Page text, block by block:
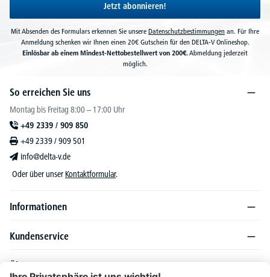
Jetzt abonnieren!
Mit Absenden des Formulars erkennen Sie unsere Datenschutzbestimmungen an. Für Ihre
Anmeldung schenken wir Ihnen einen 20€ Gutschein für den DELTA-V Onlineshop.
Einlösbar ab einem Mindest-Nettobestellwert von 200€.Abmeldung jederzeit
möglich.
So erreichen Sie uns
Montag bis Freitag 8:00 – 17:00 Uhr
+49 2339 / 909 850
+49 2339 / 909 501
info@delta-v.de
Oder über unser Kontaktformular.
Informationen
Kundenservice
Über DELTA-V